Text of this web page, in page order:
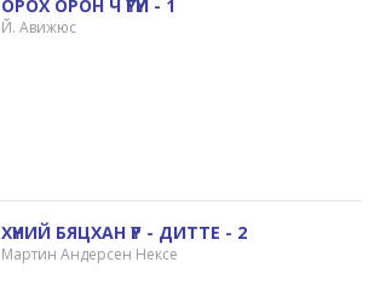
ОРОХ ОРОН Ч ҮГҮЙ - 1
Й. Авижюс
ХҮНИЙ БЯЦХАН ҮР - ДИТТЕ - 2
Мартин Андерсен Нексе